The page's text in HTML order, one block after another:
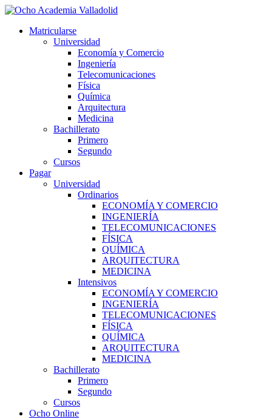
Ir
contenidoMatricularse
Universidad
Economía y Comercio
Ingeniería
Telecomunicaciones
Física
Química
Arquitectura
Medicina
Bachillerato
Primero
Segundo
Cursos
Pagar
Universidad
Ordinarios
ECONOMÍA Y COMERCIO
INGENIERÍA
TELECOMUNICACIONES
FÍSICA
QUÍMICA
ARQUITECTURA
MEDICINA
Intensivos
ECONOMÍA Y COMERCIO
INGENIERÍA
TELECOMUNICACIONES
FÍSICA
QUÍMICA
ARQUITECTURA
MEDICINA
Bachillerato
Primero
Segundo
Cursos
Ocho Online